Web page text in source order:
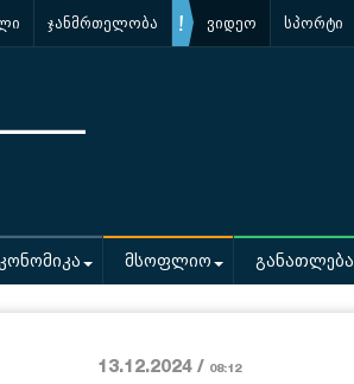
ჯანმრთელობა ვიდეო სპორტი
მსოფლიო განათლება
13.12.2024 / 08:12